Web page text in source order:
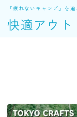
快適アウト
「疲れないキャンプ」を